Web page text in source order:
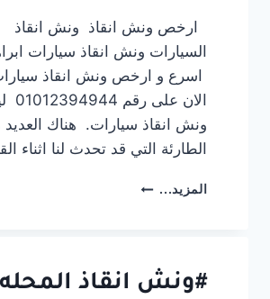
ارخص ونش انقاذ ونش انقاذ
السيارات ونش انقاذ سيارات
اسرع و ارخص ونش انقاذ
ونش انقاذ سيارات. هناك
الطارئة التي قد تحدث لنا اثناء
المزيد... #ونش
#ونش انقاذ